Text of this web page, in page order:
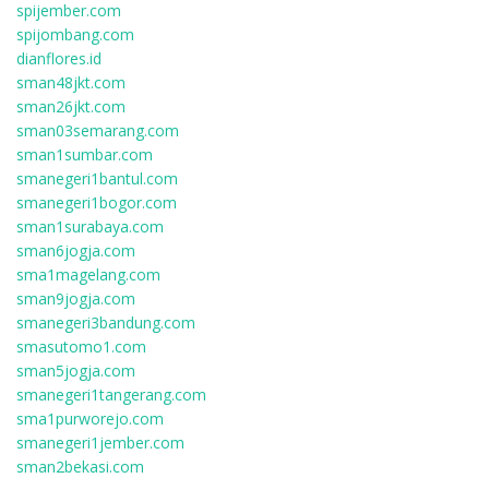
spijember.com
spijombang.com
dianflores.id
sman48jkt.com
sman26jkt.com
sman03semarang.com
sman1sumbar.com
smanegeri1bantul.com
smanegeri1bogor.com
sman1surabaya.com
sman6jogja.com
sma1magelang.com
sman9jogja.com
smanegeri3bandung.com
smasutomo1.com
sman5jogja.com
smanegeri1tangerang.com
sma1purworejo.com
smanegeri1jember.com
sman2bekasi.com